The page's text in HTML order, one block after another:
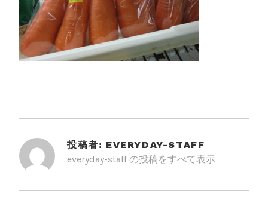
投稿者: EVERYDAY-STAFF
everyday-staff の投稿をすべて表示
投